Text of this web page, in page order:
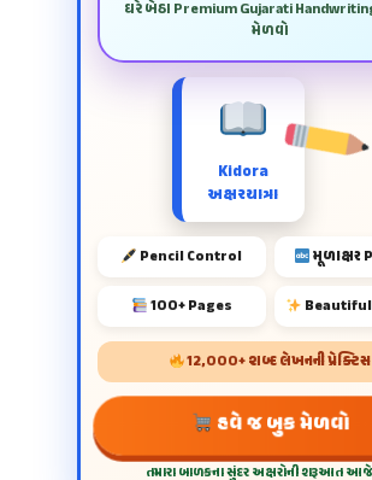
ઘરે બેઠા Premium Gujarati
મેળવો
Kidora
અક્ષરયાત્રા
Pencil Control મૂળાક્ષર
100+ Pages
12,000+ શબ્દ લેખનની પ્રેક્ટિસ
હવે જ બુક મેળવો
તમારા બાળકના સુંદર અક્ષરોની શરૂઆત આજે